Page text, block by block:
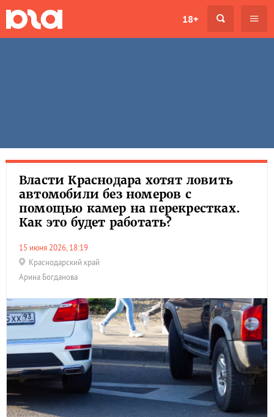
18+
Власти Краснодара хотят ловить
автомобили без номеров с
помощью камер на перекрестках.
Как это будет работать?
15 июня 2026, 18:19
Краснодарский край
Арина Богданова